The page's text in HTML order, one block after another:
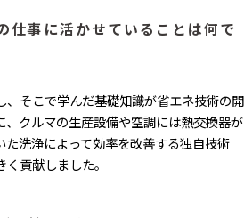
仕事に活かせていることは何で
、そこで学んだ基礎知識が省エネ技術の開
、クルマの生産設備や空調には熱交換器が
洗浄によって効率を改善する独自技術
貢献しました。